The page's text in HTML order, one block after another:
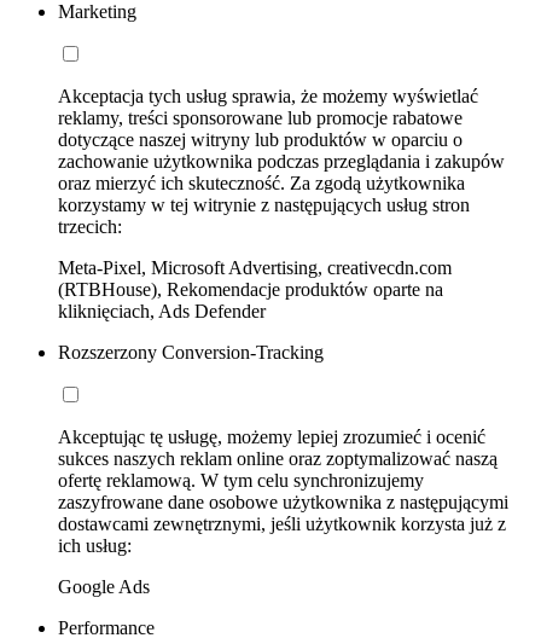
Marketing
Akceptacja tych usług sprawia, że możemy wyświetlać
reklamy, treści sponsorowane lub promocje rabatowe
dotyczące naszej witryny lub produktów w oparciu o
zachowanie użytkownika podczas przeglądania i zakupów
oraz mierzyć ich skuteczność. Za zgodą użytkownika
korzystamy w tej witrynie z następujących usług stron
trzecich:
Meta-Pixel, Microsoft Advertising, creativecdn.com
(RTBHouse), Rekomendacje produktów oparte na
kliknięciach, Ads Defender
Rozszerzony Conversion-Tracking
Akceptując tę usługę, możemy lepiej zrozumieć i ocenić
sukces naszych reklam online oraz zoptymalizować naszą
ofertę reklamową. W tym celu synchronizujemy
zaszyfrowane dane osobowe użytkownika z następującymi
dostawcami zewnętrznymi, jeśli użytkownik korzysta już z
ich usług:
Google Ads
Performance